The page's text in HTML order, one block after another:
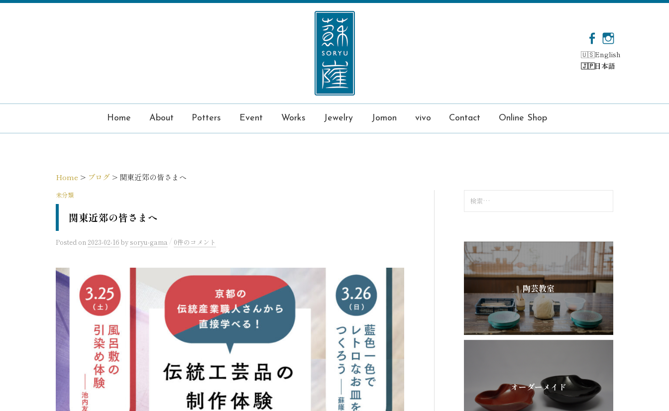
コ
ッ
c
e
o
s
t
r
English
日本語
Home About Potters Event Works Jewelry Jomon vivo Contact Online Shop
Home > ブログ > 関東近郊の皆さまへ
未分類
関東近郊の皆さまへ
Posted on 2023-02-16 by soryu-gama / 0件のコメント
索
陶芸教室
オーダーメイド